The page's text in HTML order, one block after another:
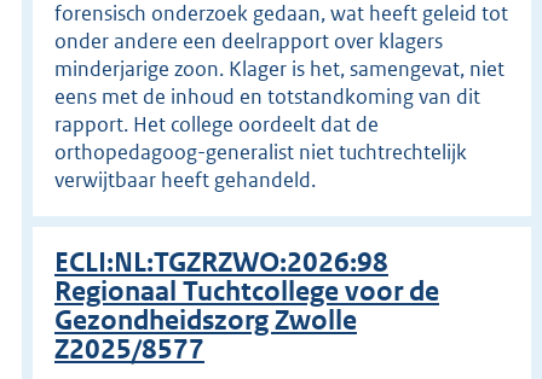
forensisch onderzoek gedaan, wat heeft geleid tot
onder andere een deelrapport over klagers
minderjarige zoon. Klager is het, samengevat, niet
eens met de inhoud en totstandkoming van dit
rapport. Het college oordeelt dat de
orthopedagoog-generalist niet tuchtrechtelijk
verwijtbaar heeft gehandeld.
ECLI:NL:TGZRZWO:2026:98
Regionaal Tuchtcollege voor de
Gezondheidszorg Zwolle
Z2025/8577